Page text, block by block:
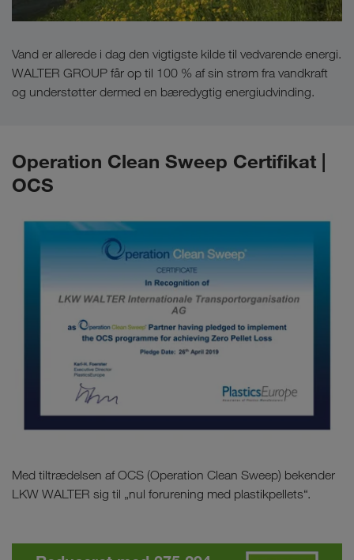
Vand er allerede i dag den vigtigste kilde til vedvarende energi.
WALTER GROUP får op til 100 % af sin strøm fra vandkraft
og understøtter dermed en bæredygtig energiudvinding.
Operation Clean Sweep Certifikat |
OCS
Med tiltrædelsen af OCS (Operation Clean Sweep) bekender
LKW WALTER sig til „nul forurening med plastikpellets“.